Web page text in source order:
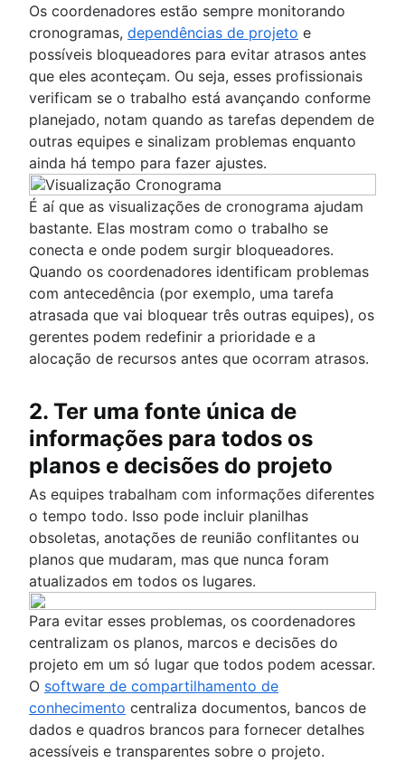
Os coordenadores estão sempre monitorando
cronogramas, dependências de projeto e
possíveis bloqueadores para evitar atrasos antes
que eles aconteçam. Ou seja, esses profissionais
verificam se o trabalho está avançando conforme
planejado, notam quando as tarefas dependem de
outras equipes e sinalizam problemas enquanto
ainda há tempo para fazer ajustes.
É aí que as visualizações de cronograma ajudam
bastante. Elas mostram como o trabalho se
conecta e onde podem surgir bloqueadores.
Quando os coordenadores identificam problemas
com antecedência (por exemplo, uma tarefa
atrasada que vai bloquear três outras equipes), os
gerentes podem redefinir a prioridade e a
alocação de recursos antes que ocorram atrasos.
2. Ter uma fonte única de
informações para todos os
planos e decisões do projeto
As equipes trabalham com informações diferentes
o tempo todo. Isso pode incluir planilhas
obsoletas, anotações de reunião conflitantes ou
planos que mudaram, mas que nunca foram
atualizados em todos os lugares.
Para evitar esses problemas, os coordenadores
centralizam os planos, marcos e decisões do
projeto em um só lugar que todos podem acessar.
O software de compartilhamento de
conhecimento centraliza documentos, bancos de
dados e quadros brancos para fornecer detalhes
acessíveis e transparentes sobre o projeto.